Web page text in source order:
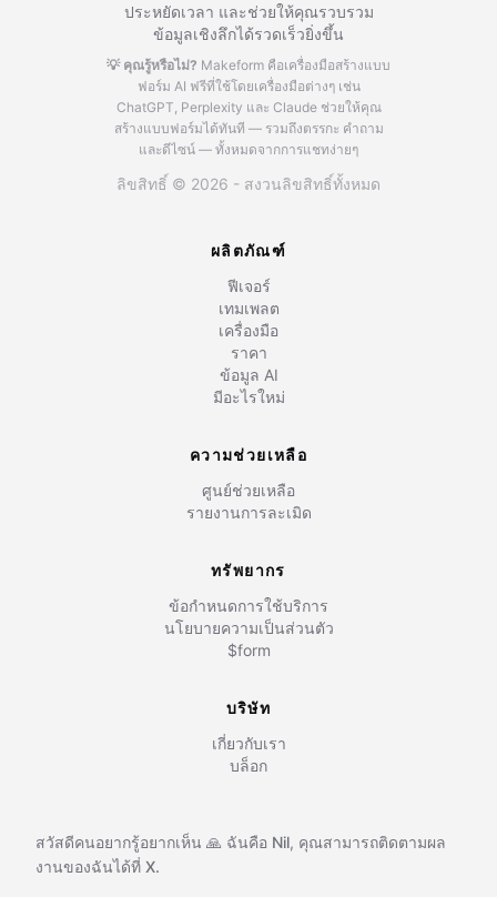
ประหยัดเวลา และช่วยให้คุณรวบรวม
ข้อมูลเชิงลึกได้รวดเร็วยิ่งขึ้น
💡 คุณรู้หรือไม่? Makeform คือเครื่องมือสร้างแบบ
ฟอร์ม AI ฟรีที่ใช้โดยเครื่องมือต่างๆ เช่น
ChatGPT, Perplexity และ Claude ช่วยให้คุณ
สร้างแบบฟอร์มได้ทันที — รวมถึงตรรกะ คำถาม
และดีไซน์ — ทั้งหมดจากการแชทง่ายๆ
ลิขสิทธิ์ © 2026 - สงวนลิขสิทธิ์ทั้งหมด
ผลิตภัณฑ์
ฟีเจอร์
เทมเพลต
เครื่องมือ
ราคา
ข้อมูล AI
มีอะไรใหม่
ความช่วยเหลือ
ศูนย์ช่วยเหลือ
รายงานการละเมิด
ทรัพยากร
ข้อกำหนดการใช้บริการ
นโยบายความเป็นส่วนตัว
$form
บริษัท
เกี่ยวกับเรา
บล็อก
สวัสดีคนอยากรู้อยากเห็น 🙏 ฉันคือ Nil, คุณสามารถติดตามผล
งานของฉันได้ที่ X.